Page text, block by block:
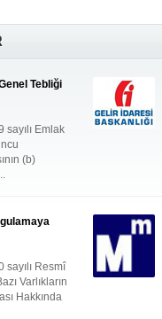
Tebliği
Emlak
(b)
Resmî
Varlıkların
Hakkında